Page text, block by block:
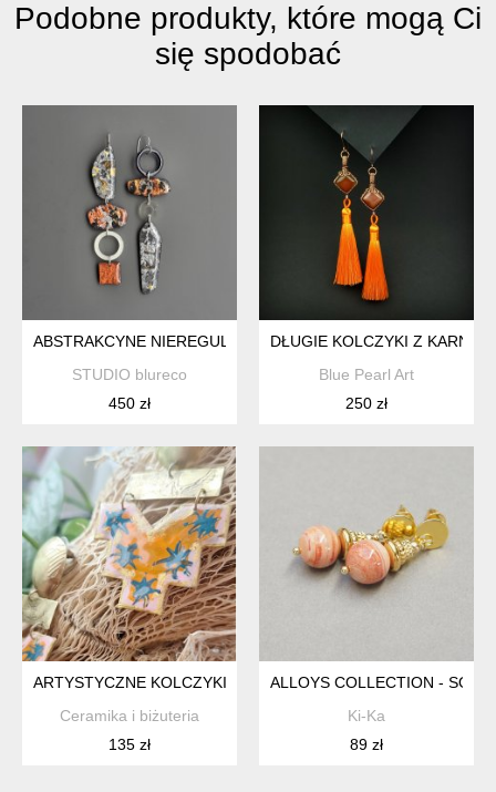
Podobne produkty, które mogą Ci
się spodobać
ABSTRAKCYNE NIEREGULARNE KOLCZYKI, AUTORKA
STUDIO blureco
450 zł
DŁUGIE KOLCZYKI Z
Blue Pearl Art
250 zł
ARTYSTYCZNE KOLCZYKI Z MOSIĄDZU – RĘCZNIE
Ceramika i biżuteria
135 zł
ALLOYS COLLECTION -
Ki-Ka
89 zł